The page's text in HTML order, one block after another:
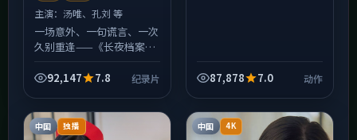
主演：汤唯、孔刘 等
一场意外、一句谎言、一次
久别重逢——《长夜档案》
包裹对「信任是否可修复」
夜...
92,147 7.8 纪录片 87,878 7.0 动作
中国 独播 中国 4K